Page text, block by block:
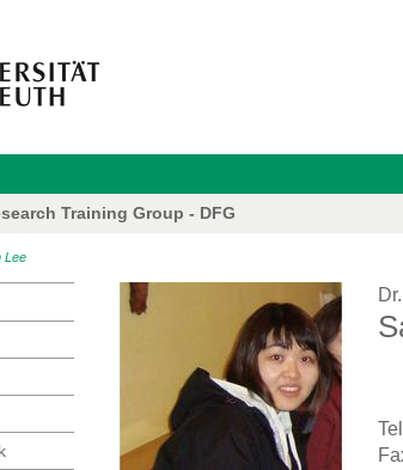
Training Group - DFG
Lee